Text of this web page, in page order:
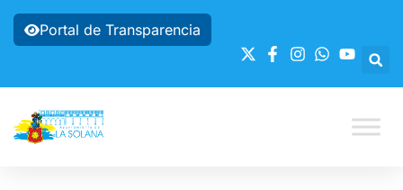
Portal de Transparencia